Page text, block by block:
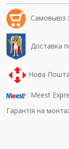
Самовывiз
Доставка
Нова Пошта
Meest
Гарантія на